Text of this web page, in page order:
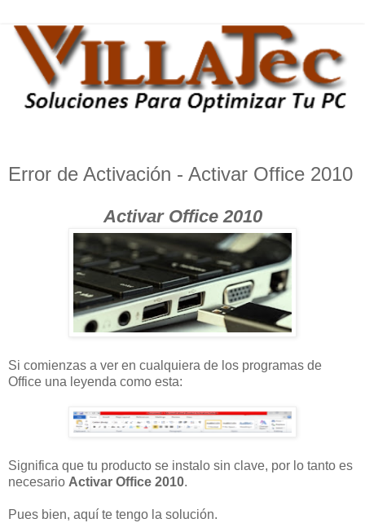
Error de Activación - Activar Office 2010
Activar Office 2010
Si comienzas a ver en cualquiera de los programas de
Office una leyenda como esta:
Significa que tu producto se instalo sin clave, por lo tanto es
necesario Activar Office 2010.
Pues bien, aquí te tengo la solución.